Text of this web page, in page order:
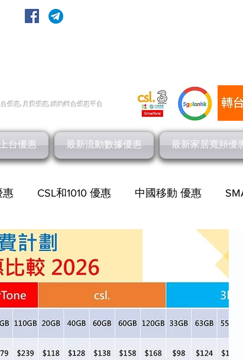
台優惠, 月費優惠,續約轉台優惠平台
台優惠 最新流動數據優惠 最新家居寬頻優
惠 CSL和1010 優惠 中國移動 優惠
環電寬頻優惠 最新流
惠 中國電信 優惠 PCCW 寬頻優惠